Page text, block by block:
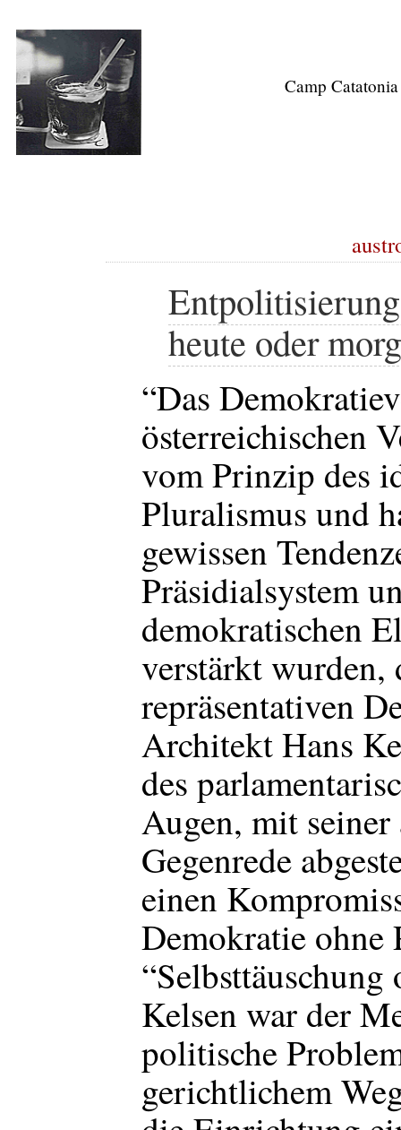
Camp Catatonia
heute oder
“Das
österreichischen
vom Prinzip des
Pluralismus und
gewissen
Präsidialsystem
demokratischen
verstärkt wurden,
repräsentativen
Architekt Hans
des
Augen, mit seiner
Gegenrede
einen
Demokratie ohne
Kelsen war der
politische
gerichtlichem